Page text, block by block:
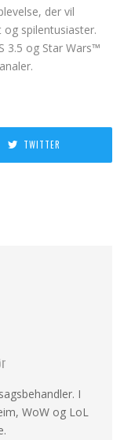
der vil
spilentusiaster.
3.5 og Star Wars™
TWITTER
I
WoW og LoL